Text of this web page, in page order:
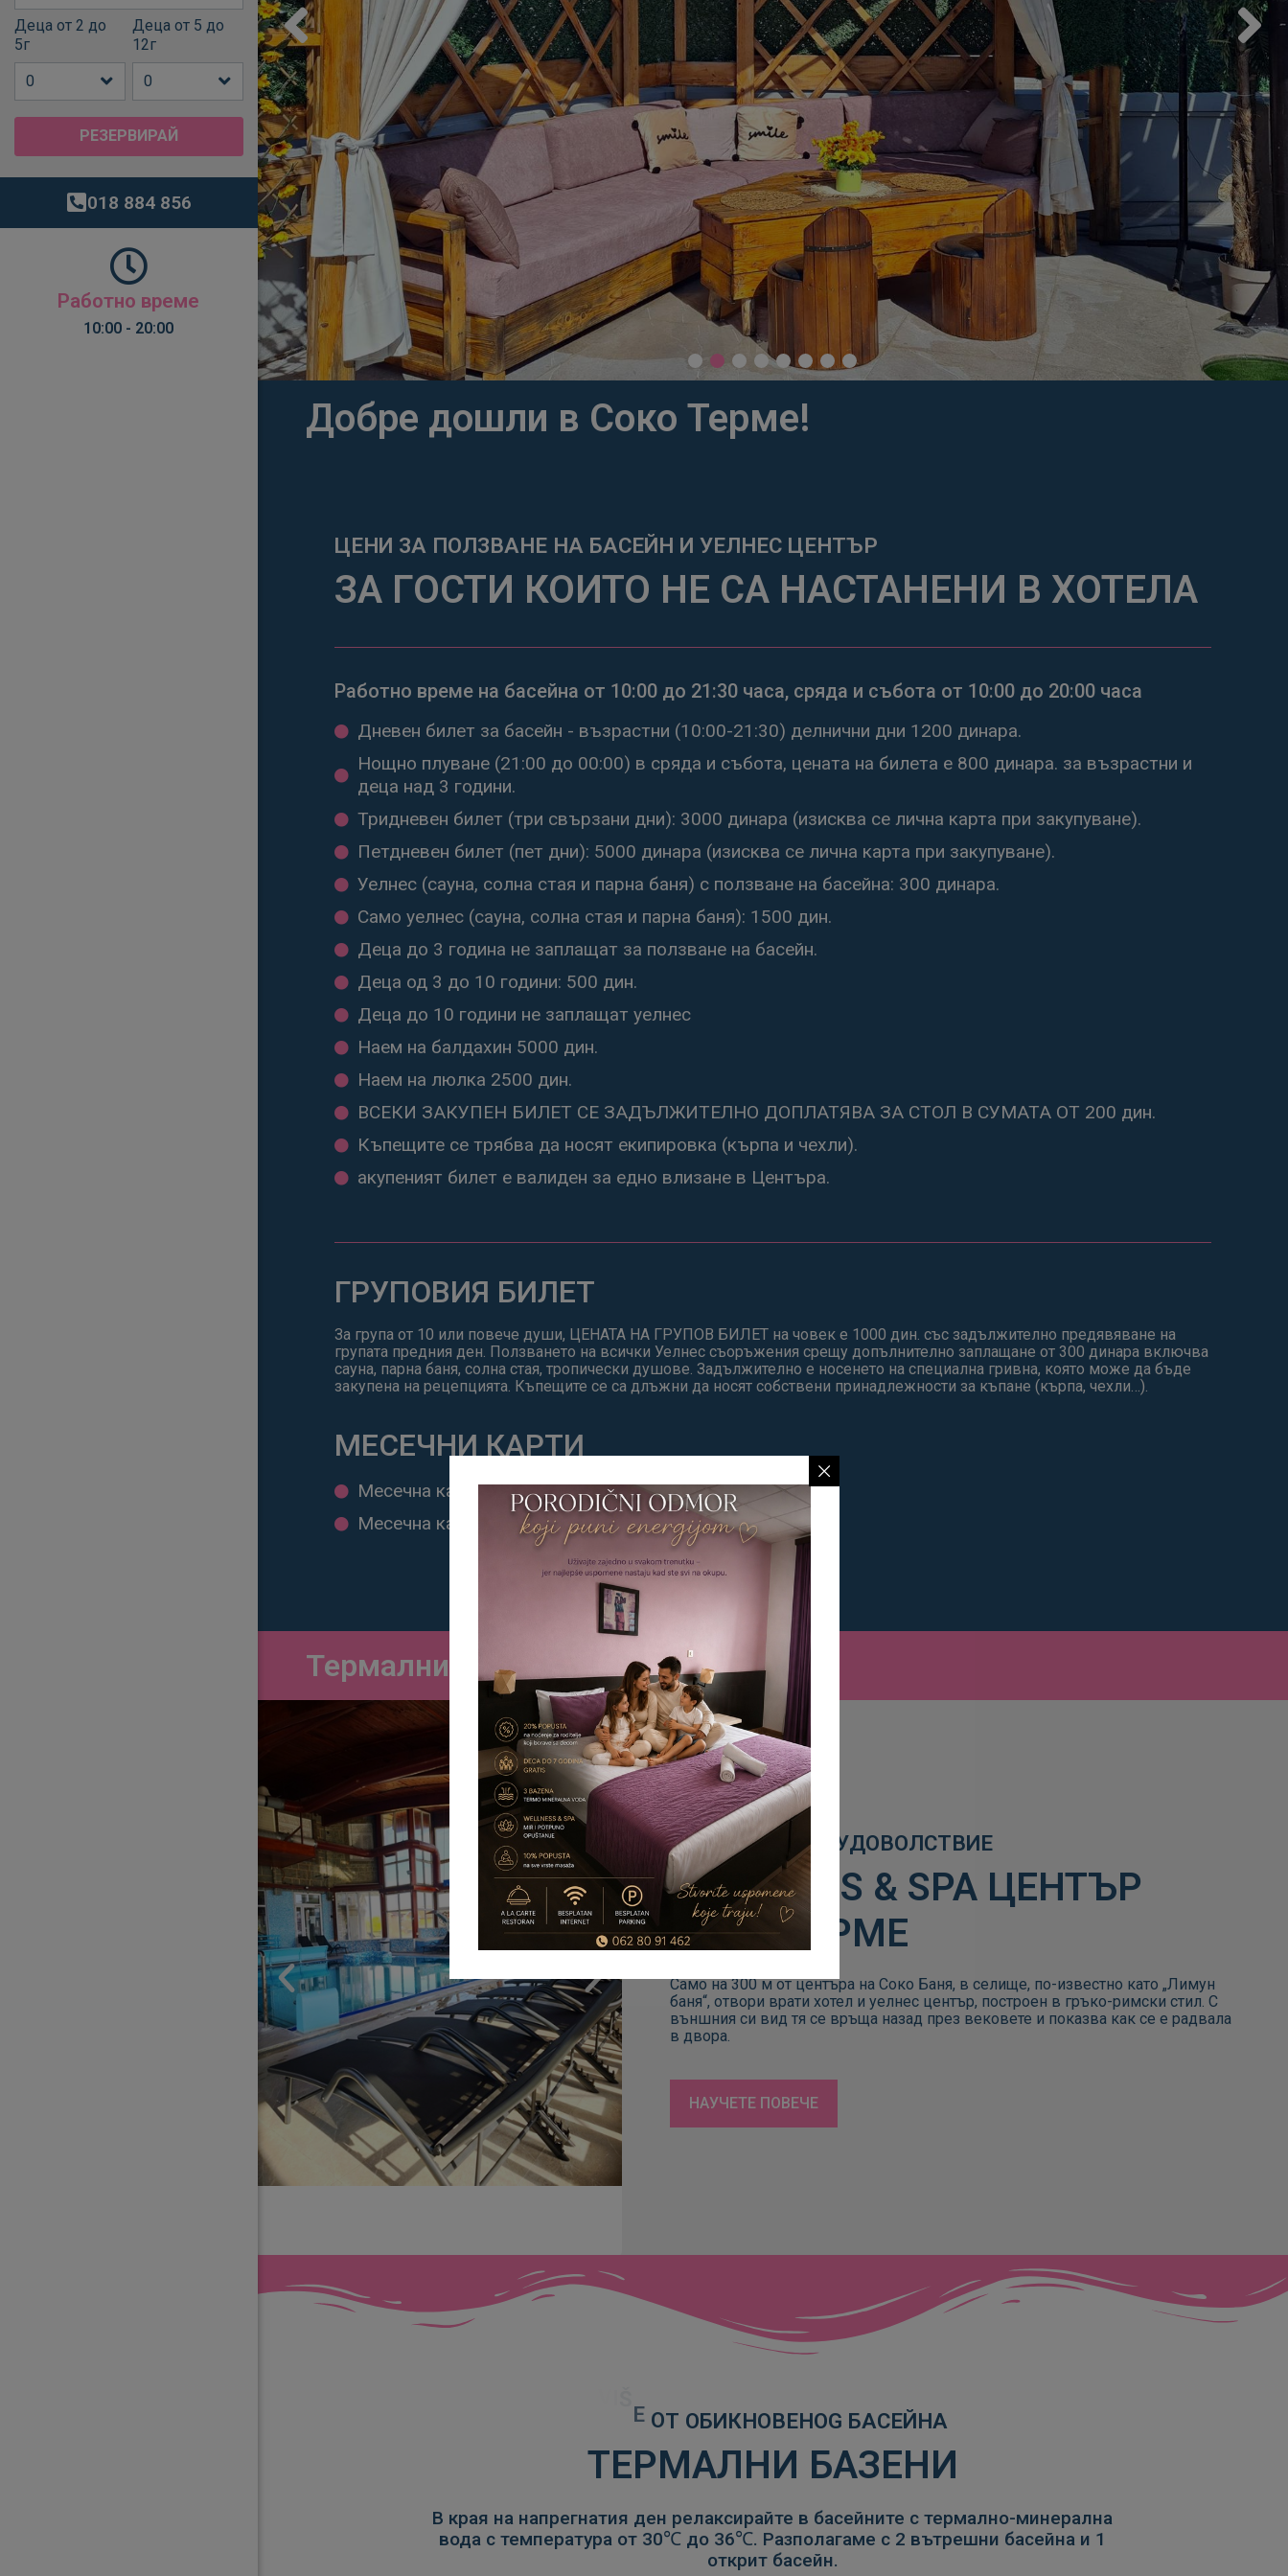
Добре дошли в Соко Терме!
ЗВАНЕ НА БАСЕЙН И УЕЛНЕС ЦЕНТЪР
ЗА ГОСТИ КОИТО НЕ СА НАСТАНЕНИ В ХОТЕЛА
Работно време на басейна от 10:00 до 21:30 часа, cряда и събота от 10:00 до 20:00 часа
Дневен билет за басейн - възрастни (10:00-21:30) делнични дни 1200 динара.
Нощно плуване (21:00 до 00:00) в сряда и събота, цената на билета е 800 динара. за възрастни и
деца над 3 години.
Тридневен билет (три свързани дни): 3000 динара (изисква се лична карта при закупуване).
Петдневен билет (пет дни): 5000 динара (изисква се лична карта при закупуване).
Уелнес (сауна, солна стая и парна баня) с ползване на басейна: 300 динара.
Само уелнес (сауна, солна стая и парна баня): 1500 дин.
Деца до 3 година не заплащат за ползване на басейн.
Деца од 3 до 10 години: 500 дин.
Деца до 10 години не заплащат уелнес
Наем на балдахин 5000 дин.
Наем на люлка 2500 дин.
ВСЕКИ ЗАКУПЕН БИЛЕТ СЕ ЗАДЪЛЖИТЕЛНО ДОПЛАТЯВА ЗА СТОЛ В СУМАТА ОТ 200 дин.
Къпещите се трябва да носят екипировка (кърпа и чехли).
акупеният билет е валиден за едно влизане в Центъра.
ГРУПОВИЯ БИЛЕТ
За група от 10 или повече души, ЦЕНАТА НА ГРУПОВ БИЛЕТ на човек е 1000 дин. cъс задължително предявяване на
групата предния ден. Ползването на всички Уелнес съоръжения срещу допълнително заплащане от 300 динара включва
сауна, парна баня, солна стая, тропически душове. Задължително е носенето на специална гривна, която може да бъде
закупена на рецепцията. Къпещите се са длъжни да носят собствени принадлежности за къпане (кърпа, чехли…).
МЕСЕЧНИ КАРТИ
Месечна карта за басейн за възрастни - 15.000 RSD
Месечна карта за деца до 10 години - 7.500 RSD
Термални басейни и уелнес център
ЗА БЕЗКР
WELLNESS & SPA ЦЕНТЪР
СОКО ТЕРМЕ
Само на 300 м от центъра на Соко Баня, в селище, по-известно като „Лимун
баня“, отвори врати хотел и уелнес център, построен в гръко-римски стил. С
външния си вид тя се връща назад през вековете и показва как се е радвала
в двора.
НАУЧЕТЕ ПОВЕЧЕ
E ОТ
ТЕРМАЛНИ БАЗЕНИ
В края на напрегнатия ден релаксирайте в басейните с термално-минерална
вода с температура от 30℃ до 36℃. Разполагаме с 2 вътрешни басейна и 1
открит басейн.
Деца от 2 до
5г
Деца от 5 до
12г
РЕЗЕРВИРАЙ
018 884 856
Pаботно време
10:00 - 20:00​